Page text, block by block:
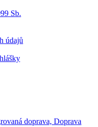
Sb.
údajů
doprava, Doprava